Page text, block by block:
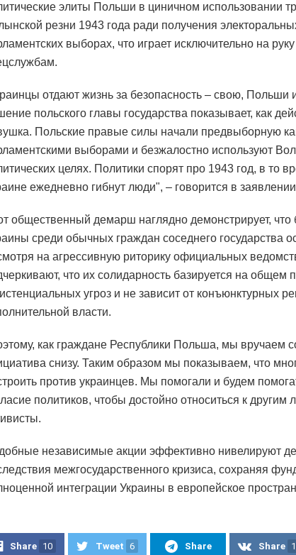
элиты Польши в циничном использовании
резни 1943 года ради получения
выборах, что играет исключительно на
отдают жизнь за безопасность – свою,
польского главы государства показывает, как
Польские правые силы начали предвыборную
выборами и безжалостно используют
целях. Политики спорят про 1943 год, в то
ежедневно гибнут люди", – говорится в
общественный демарш наглядно демонстрирует, что
среди обычных граждан соседнего государства
на агрессивную риторику официальных
что их солидарность базируется на общем
угроз и не зависит от конъюнктурных
власти.
как граждане Республики Польша, мы вручаем
снизу. Таким образом мы показываем, что
против украинцев. Мы помогали и будем
политиков, чтобы достойно относиться к другим
независимые акции эффективно нивелируют
межгосударственного кризиса, сохраняя
интеграции Украины в европейское
Share 10 Tweet 6 Share Share 1